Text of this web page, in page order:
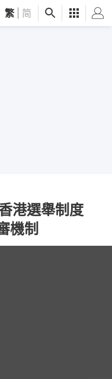
繁 简
港選舉制度
機制